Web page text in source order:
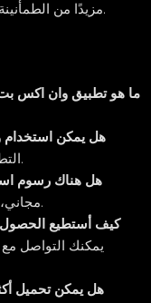
مزيدًا من الطمأنينة للمستخدمين، مما يجعله خيارًا مثاليًا للجميع.
ما هو تطبيق وان اكس
هل يمكن استخدام
التطبيق متوافق مع معظم أنظمة التشغيل.
هل هناك رسوم
مجاني، ولكن قد تتوفر ميزات إضافية مدفوعة.
كيف أستطيع
يمكنك التواصل
هل يمكن تحميل